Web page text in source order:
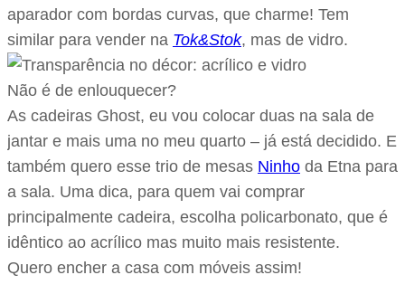
aparador com bordas curvas, que charme! Tem
similar para vender na Tok&Stok, mas de vidro.
Não é de enlouquecer?
As cadeiras Ghost, eu vou colocar duas na sala de
jantar e mais uma no meu quarto – já está decidido. E
também quero esse trio de mesas Ninho da Etna para
a sala. Uma dica, para quem vai comprar
principalmente cadeira, escolha policarbonato, que é
idêntico ao acrílico mas muito mais resistente.
Quero encher a casa com móveis assim!